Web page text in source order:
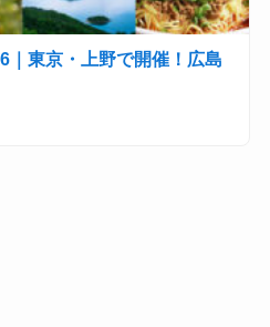
｜東京・上野で開催！広島